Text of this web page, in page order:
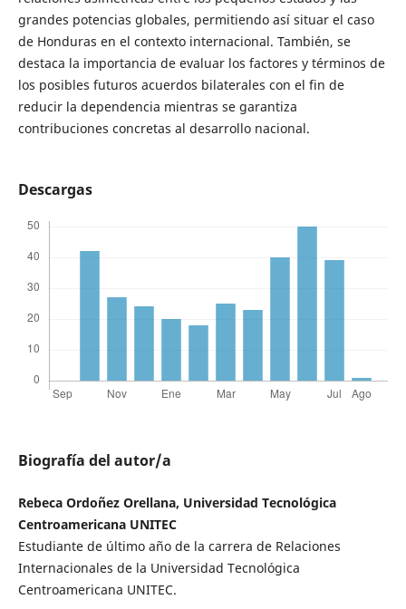
grandes potencias globales, permitiendo así situar el caso
de Honduras en el contexto internacional. También, se
destaca la importancia de evaluar los factores y términos de
los posibles futuros acuerdos bilaterales con el fin de
reducir la dependencia mientras se garantiza
contribuciones concretas al desarrollo nacional.
Descargas
Biografía del autor/a
Rebeca Ordoñez Orellana, Universidad Tecnológica
Centroamericana UNITEC
Estudiante de último año de la carrera de Relaciones
Internacionales de la Universidad Tecnológica
Centroamericana UNITEC.